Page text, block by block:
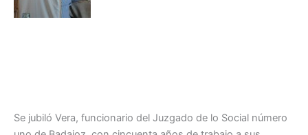
Se jubiló Vera, funcionario del Juzgado de lo Social número